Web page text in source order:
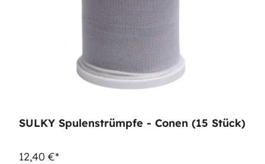
SULKY Spulenstrümpfe - Conen (15 Stück)
12,40 €*